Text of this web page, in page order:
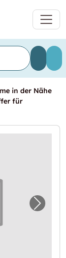
in der Nähe
für
in